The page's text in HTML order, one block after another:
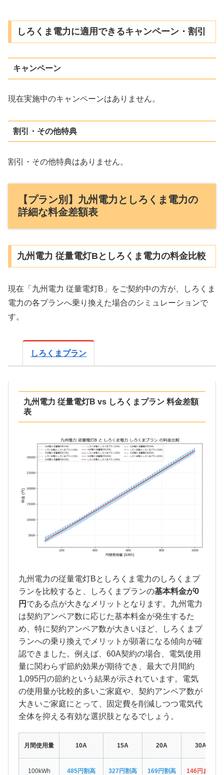
しろくま電力に適用できるキャンペーン・割引
キャンペーン
現在実施中のキャンペーンはありません。
割引・その他特典
割引・その他特典はありません。
【プラン別】九州電力としろくま電力の
詳細な料金差額表
九州電力 従量電灯Bとしろくま電力の料金比較
現在「九州電力 従量電灯B」をご契約中の方が、しろくま
電力の各プランへ乗り換えた場合のシミュレーションで
す。
しろくまプラン
九州電力 従量電灯B vs しろくまプラン 料金差額
表
九州電力の従量電灯Bとしろくま電力のしろくまプ
ランを比較すると、しろくまプランの基本料金が0
円 である点が大きなメリットとなります。九州電力
は契約アンペア数に応じた基本料金が発生するた
め、特に契約アンペア数が大きいほど、しろくまプ
ランへの乗り換えでメリットが顕著になる傾向が確
認できました。例えば、60A契約の場合、電気使用
量に関わらず節約効果が期待でき、最大で月間約
1,095円の節約という結果が示されています。電気
の使用量が比較的多いご家庭や、契約アンペア数が
大きいご家庭にとって、固定費を削減しつつ電気代
全体を抑える有効な選択肢となるでしょう。
月間使用量 10A 15A 20A 30A
100kWh 485円割高 327円割高 169円割高 146円お得